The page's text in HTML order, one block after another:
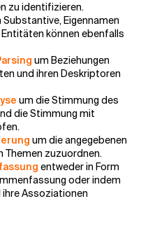
zu identifizieren.
Substantive, Eigennamen
können ebenfalls
um Beziehungen
und ihren Deskriptoren
um die Stimmung des
die Stimmung mit
um die angegebenen
Themen zuzuordnen.
entweder in Form
oder indem
ihre Assoziationen